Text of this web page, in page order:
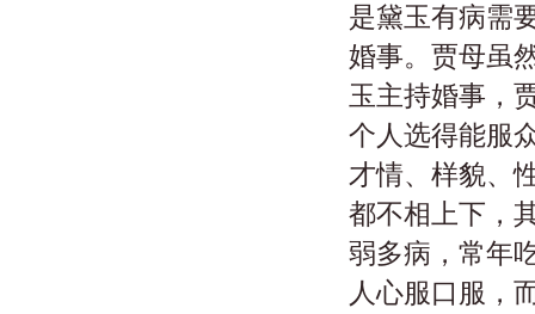
是黛玉有病需
婚事。贾母虽
玉主持婚事，
个人选得能服
才情、样貌、
都不相上下，
弱多病，常年
人心服口服，